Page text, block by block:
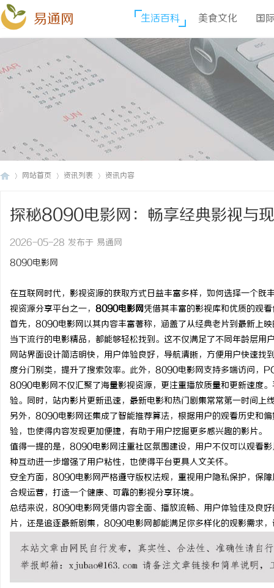
易通网 生活百科 美食文化 国
网站首页 资讯列表 资讯内容
探秘8090电影网：畅享经典影视与
2026-05-28 发布于 易通网
8090电影网
在互联网时代，影视资源的获取方式日益丰富多样，如何选择一个
视资源分享平台之一， 8090电影网凭借其丰富的影视库和优质的观
首先，8090电影网以其内容丰富著称，涵盖了从经典老片到最新上
当下流行的电影精品，都能够轻松找到。这不仅满足了不同年龄层用
网站界面设计简洁明快，用户体验良好，导航清晰，方便用户快速
度分门别类，提升了搜索效率。此外，8090电影网支持多端访问，
8090电影网不仅汇聚了海量影视资源，更注重播放质量和更新速度
验。同时，站内影片更新迅速，最新电影和热门剧集常常第一时间上
另外，8090电影网还集成了智能推荐算法，根据用户的观看历史和
验，也使得内容发现更加便捷，有助于用户挖掘更多感兴趣的影片。
值得一提的是，8090电影网注重社区氛围建设，用户不仅可以观看
种互动进一步增强了用户粘性，也使得平台更具人文关怀。
安全方面，8090电影网严格遵守版权法规，重视用户隐私保护，保
合规运营，打造一个健康、可靠的影视分享环境。
总结来说，8090电影网凭借内容全面、播放流畅、用户体验佳及良
片，还是追逐最新剧集，8090电影网都能满足你多样化的观影需求
合肥刑事律师：保护您